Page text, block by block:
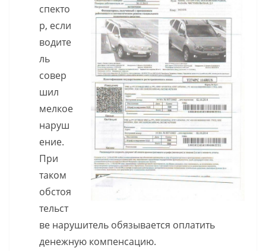
спекто
р, если
водите
ль
совер
шил
мелкое
наруш
ение.
При
таком
обстоя
тельст
ве нарушитель обязывается оплатить
денежную компенсацию.